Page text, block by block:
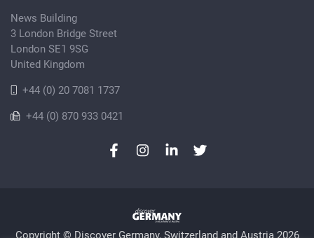
News Building
3 London Bridge Street
London SE1 9SG
United Kingdom
+44 (0) 20 7081 1737
+44 (0) 870 933 0421